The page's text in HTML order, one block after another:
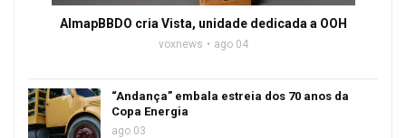
AlmapBBDO cria Vista, unidade dedicada a OOH
voxnews ago 04
“Andança” embala estreia dos 70 anos da
Copa Energia
ago 03